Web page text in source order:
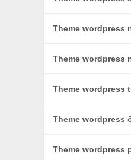
Theme wordpress
Theme wordpress
Theme wordpress
Theme wordpress
Theme wordpress